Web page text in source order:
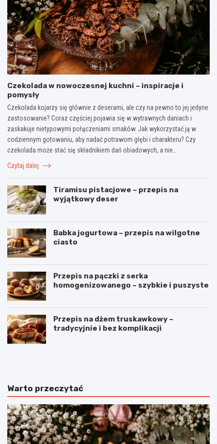
Czekolada w nowoczesnej kuchni – inspiracje i
pomysły
Czekolada kojarzy się głównie z deserami, ale czy na pewno to jej jedyne
zastosowanie? Coraz częściej pojawia się w wytrawnych daniach i
zaskakuje nietypowymi połączeniami smaków. Jak wykorzystać ją w
codziennym gotowaniu, aby nadać potrawom głębi i charakteru? Czy
czekolada może stać się składnikiem dań obiadowych, a nie…
Czytaj dalej
Tiramisu pistacjowe – przepis na
wyjątkowy deser
Babka jogurtowa – przepis na wilgotne
ciasto
Przepis na pączki z serka
homogenizowanego – szybkie i puszyste
Przepis na dżem truskawkowy –
tradycyjnie i bez komplikacji
B
z
k
i
m
l
e
O
z
p
o
m
i
d
Warto przeczytać